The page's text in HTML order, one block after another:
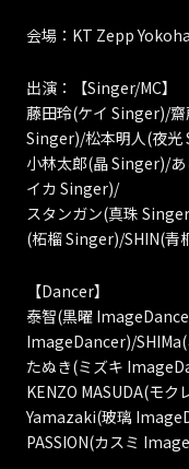
会場：KT Zepp
出演：【Singer/MC】
藤田玲(ケイ Singer)/
Singer)/松本明人(夜光
小林太郎(晶 Singer)/
イカ Singer)/
スタンガン(真珠
(柘榴 Singer)/SHIN(青
【Dancer】
泰智(黒曜
ImageDancer)/
たぬき(ミズキ
KENZO MASUDA(モ
Yamazaki(玻璃
PASSION(カスミ